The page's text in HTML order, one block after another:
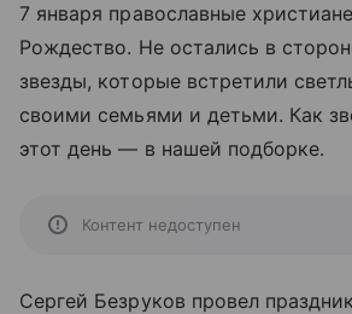
7 января православные
Рождество. Не остались в
звезды, которые встретили
своими семьями и детьми. Как
этот день — в нашей подборке.
Контент недоступен
Сергей Безруков провел